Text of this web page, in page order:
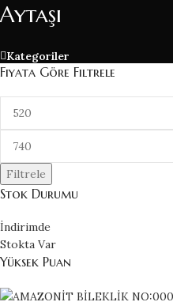
Aytaşı
Kategoriler
Fiyata Göre Filtrele
Filtrele
Stok Durumu
İndirimde
Stokta Var
Yüksek Puan